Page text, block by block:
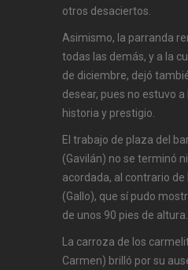
otros desaciertos.
Asimismo, la parranda
todas las demás, y a la
de diciembre, dejó
desear, pues no estuvo
historia y prestigio.
El trabajo de plaza del
(Gavilán) no se terminó
acordada, al contrario de
(Gallo), que sí pudo
de unos 90 pies de altura.
La carroza de los
Carmen) brilló por su